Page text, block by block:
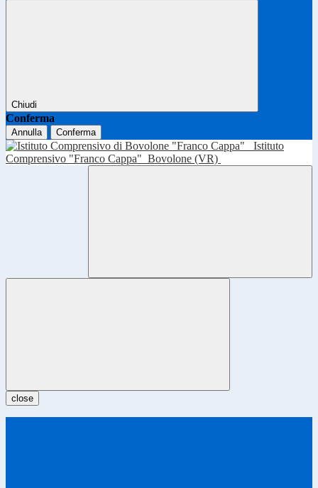
Chiudi
Conferma
Annulla Conferma
Istituto
Comprensivo "Franco Cappa" Bovolone (VR)
close